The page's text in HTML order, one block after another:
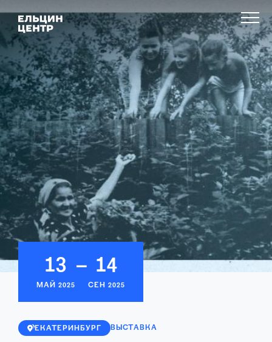
13
МАЙ 2025
– 14
СЕН 2025
ЕКАТЕРИНБУРГ ВЫСТАВКА